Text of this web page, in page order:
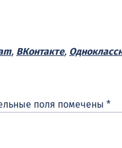
, ВКонтакте,
поля помечены *